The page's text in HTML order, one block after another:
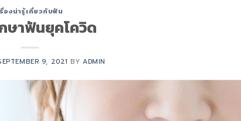
รื่องน่ารู้เกี่ยวกับฟัน
ษาฟันยุคโควิด
9, 2021 BYADMIN